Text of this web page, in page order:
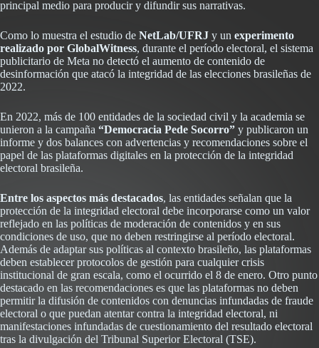
principal medio para producir y difundir sus narrativas.
Como lo muestra el estudio de NetLab/UFRJ y un experimento
realizado por GlobalWitness, durante el período electoral, el sistema
publicitario de Meta no detectó el aumento de contenido de
desinformación que atacó la integridad de las elecciones brasileñas de
2022.
En 2022, más de 100 entidades de la sociedad civil y la academia se
unieron a la campaña “Democracia Pede Socorro” y publicaron un
informe y dos balances con advertencias y recomendaciones sobre el
papel de las plataformas digitales en la protección de la integridad
electoral brasileña.
Entre los aspectos más destacados, las entidades señalan que la
protección de la integridad electoral debe incorporarse como un valor
reflejado en las políticas de moderación de contenidos y en sus
condiciones de uso, que no deben restringirse al período electoral.
Además de adaptar sus políticas al contexto brasileño, las plataformas
deben establecer protocolos de gestión para cualquier crisis
institucional de gran escala, como el ocurrido el 8 de enero. Otro punto
destacado en las recomendaciones es que las plataformas no deben
permitir la difusión de contenidos con denuncias infundadas de fraude
electoral o que puedan atentar contra la integridad electoral, ni
manifestaciones infundadas de cuestionamiento del resultado electoral
tras la divulgación del Tribunal Superior Electoral (TSE).